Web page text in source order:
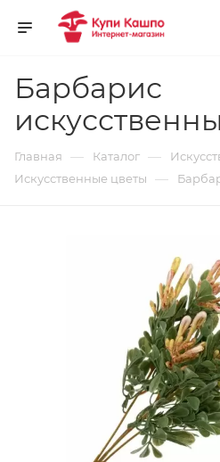
Барбарис
Главная — Каталог —
Искусственные цветы —